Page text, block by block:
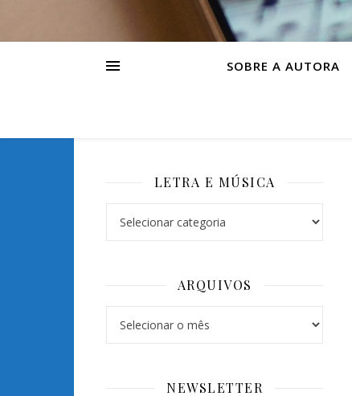
SOBRE A AUTORA
LETRA E MÚSICA
ARQUIVOS
NEWSLETTER